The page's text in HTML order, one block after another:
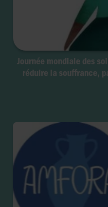
Journée mondiale des
réduire la souffrance,